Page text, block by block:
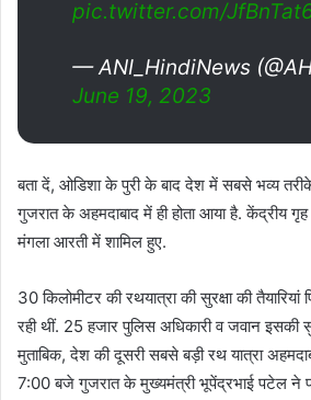
pic.twitter.com/
— ANI_HindiNews
June 19, 2023
बता दें, ओडिशा के पुरी के बाद देश में सबसे भव्य
गुजरात के अहमदाबाद में ही होता आया है. केंद्रीय गृह
मंगला आरती में शामिल हुए.
30 किलोमीटर की रथयात्रा की सुरक्षा की
रही थीं. 25 हजार पुलिस अधिकारी व जवान इसकी
मुताबिक, देश की दूसरी सबसे बड़ी रथ यात्रा
7:00 बजे गुजरात के मुख्यमंत्री भूपेंद्रभाई पटेल ने